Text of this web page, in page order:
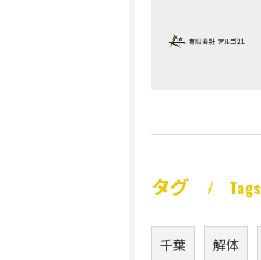
タグ Tags
千葉 解体